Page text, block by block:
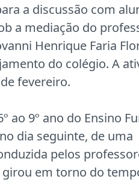
a discussão com
a mediação do
Henrique Faria
do colégio. A
fevereiro.
ao 9º ano do Ensino
dia seguinte, de uma
pelos
em torno do